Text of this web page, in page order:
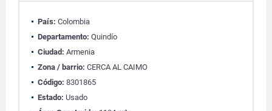
País: Colombia
Departamento: Quindío
Ciudad: Armenia
Zona / barrio: CERCA AL CAIMO
Código: 8301865
Estado: Usado